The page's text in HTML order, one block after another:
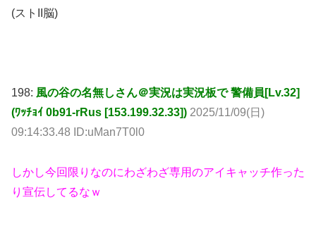
(ストII脳)
198: 風の谷の名無しさん＠実況は実況板で 警備員[Lv.32]
(ﾜｯﾁｮｲ 0b91-rRus [153.199.32.33]) 2025/11/09(日)
09:14:33.48 ID:uMan7T0l0
しかし今回限りなのにわざわざ専用のアイキャッチ作った
り宣伝してるなｗ